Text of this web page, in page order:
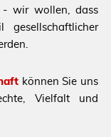
- wir wollen, dass
gesellschaftlicher
können Sie uns
Vielfalt und